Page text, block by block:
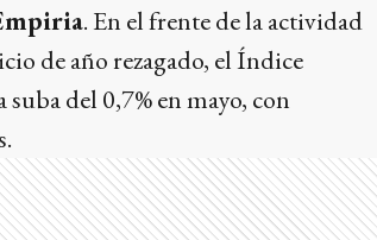
. En el frente de la actividad
de año rezagado, el Índice
suba del 0,7% en mayo, con